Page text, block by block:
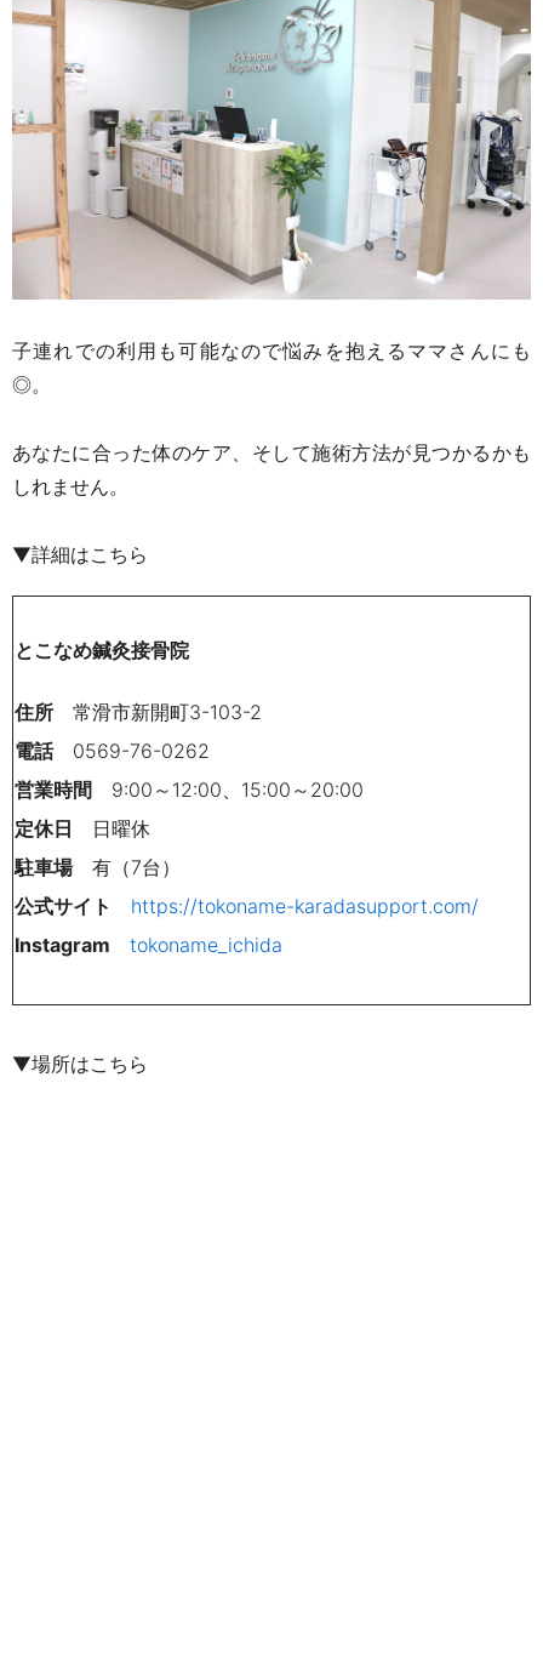
子連れでの利用も可能なので悩みを抱えるママさんにも
◎。
あなたに合った体のケア、そして施術方法が見つかるかも
しれません。
▼詳細はこちら
とこなめ鍼灸接骨院
住所 常滑市新開町3-103-2
電話0569-76-0262
営業時間 9:00～12:00、15:00～20:00
定休日 日曜休
駐車場有（7台）
公式サイト
https://tokoname-karadasupport.com/
Instagram tokoname_ichida
▼場所はこちら